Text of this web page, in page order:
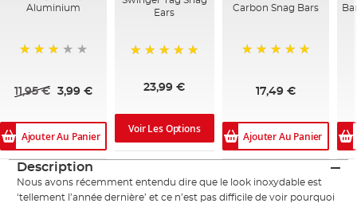
Aluminium
11,95 € 3,99 €
Ajouter Au Panier
Ears
23,99 €
Voir Les Options
Carbon Snag Bars
17,49 €
Ajouter Au Panier
Description
Nous avons récemment entendu dire que le look inoxydable est
‘tellement l’année dernière’ et ce n’est pas difficile de voir pourquoi